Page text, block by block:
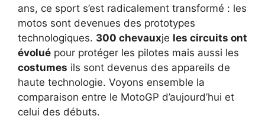
ans, ce sport s’est radicalement transformé : les
motos sont devenues des prototypes
technologiques. 300 chevauxje les circuits ont
évolué pour protéger les pilotes mais aussi les
costumes ils sont devenus des appareils de
haute technologie. Voyons ensemble la
comparaison entre le MotoGP d’aujourd’hui et
celui des débuts.